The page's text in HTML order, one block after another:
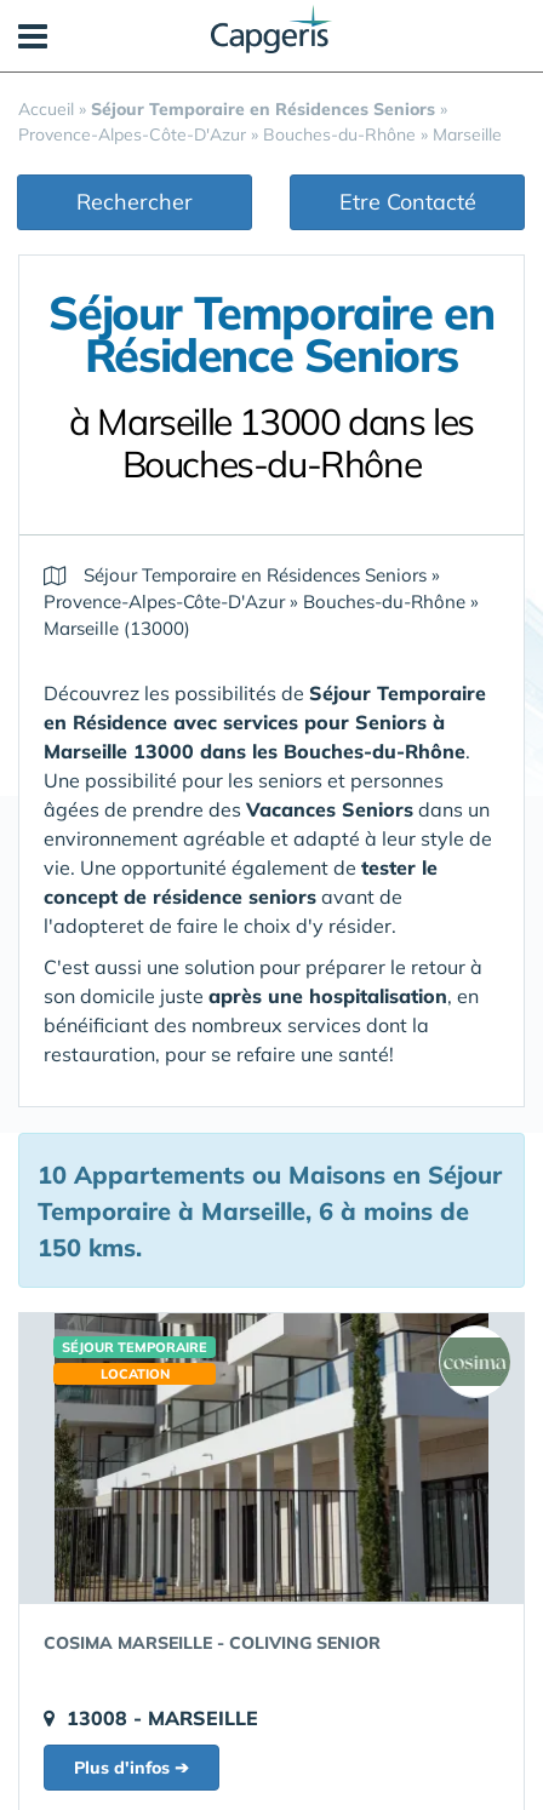
Accueil » Séjour Temporaire en Résidences Seniors »
Provence-Alpes-Côte-D'Azur » Bouches-du-Rhône » Marseille
Rechercher Etre Contacté
Séjour Temporaire en
Résidence Seniors
à Marseille 13000 dans les
Bouches-du-Rhône
Séjour Temporaire en Résidences Seniors »
Provence-Alpes-Côte-D'Azur» Bouches-du-Rhône »
Marseille (13000)
Découvrez les possibilités de Séjour Temporaire
en Résidence avec services pour Seniors à
Marseille 13000 dans les Bouches-du-Rhône.
Une possibilité pour les seniors et personnes
âgées de prendre des Vacances Seniors dans un
environnement agréable et adapté à leur style de
vie. Une opportunité également de tester le
concept de résidence seniors avant de
l'adopteret de faire le choix d'y résider.
C'est aussi une solution pour préparer le retour à
son domicile juste après une hospitalisation, en
bénéificiant des nombreux services dont la
restauration, pour se refaire une santé!
10 Appartements ou Maisons en Séjour
Temporaire à Marseille, 6 à moins de
150 kms.
SÉJOUR TEMPORAIRE
LOCATION
COSIMA MARSEILLE - COLIVING SENIOR
13008 - MARSEILLE
Plus d'infos ➔